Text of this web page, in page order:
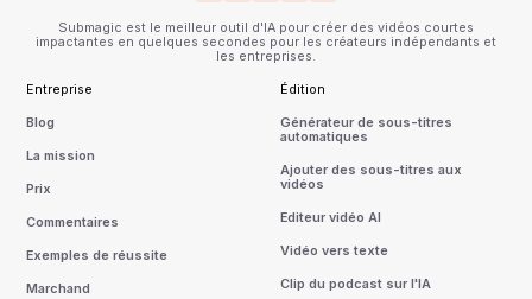
Submagic est le meilleur outil d'IA pour créer des vidéos courtes
impactantes en quelques secondes pour les créateurs indépendants et
les entreprises.
Entreprise
Blog
La mission
Prix
Commentaires
Exemples de réussite
Marchand
Édition
Générateur de sous-titres
automatiques
Ajouter des sous-titres aux
vidéos
Editeur vidéo AI
Vidéo vers texte
Clip du podcast sur l'IA